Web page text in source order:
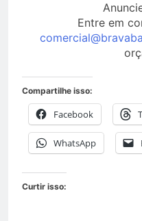
Entre em
Compartilhe isso:
Facebook
WhatsApp
Curtir isso: